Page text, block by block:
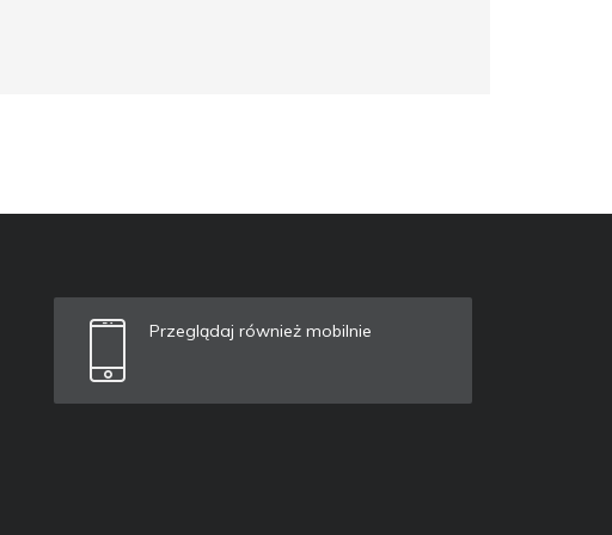
Przeglądaj również mobilnie